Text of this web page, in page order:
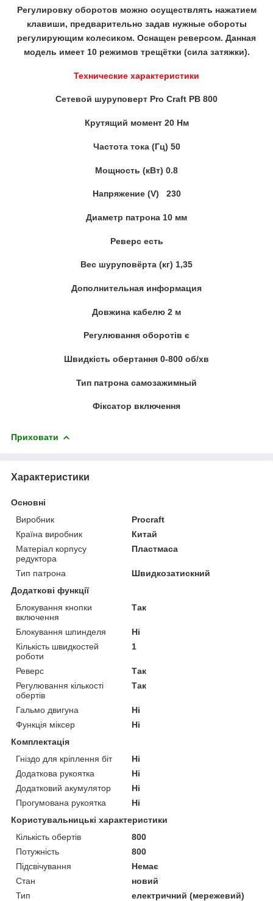
Регулировку оборотов можно осуществлять нажатием
клавиши, предварительно задав нужные обороты
регулирующим колесиком. Оснащен реверсом. Данная
модель имеет 10 режимов трещётки (сила затяжки).
Технические характеристики
Сетевой шуруповерт Pro Craft PB 800
Крутящий момент 20 Нм
Частота тока (Гц) 50
Мощность (кВт) 0.8
Напряжение (V) 230
Диаметр патрона 10 мм
Реверс есть
Вес шуруповёрта (кг) 1,35
Дополнительная информация
Довжина кабелю 2 м
Регулювання оборотів є
Швидкість обертання 0-800 об/хв
Тип патрона самозажимный
Фіксатор включення
Приховати
Характеристики
Основні
Виробник
Procraft
Країна виробник
Китай
Матеріал корпусу
редуктора
Пластмаса
Тип патрона
Швидкозатискний
Додаткові функції
Блокування кнопки
включення
Так
Блокування шпинделя
Ні
Кількість швидкостей
роботи
1
Реверс
Так
Регулювання кількості
обертів
Так
Гальмо двигуна
Ні
Функція міксер
Ні
Комплектація
Гніздо для кріплення біт
Ні
Додаткова рукоятка
Ні
Додатковий акумулятор
Ні
Прогумована рукоятка
Ні
Користувальницькі характеристики
Кількість обертів
800
Потужність
800
Підсвічування
Немає
Стан
новий
Тип
електричний (мережевий)